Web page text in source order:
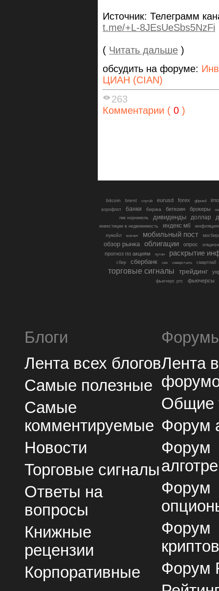
Источник: Телеграмм
t.me/+L-8JEsUeSbs5NzFi
( Читать дальше )
обсудить на форуме:
ЦИАН (CIAN)
263
Комментарии ( 0 )
bitcoin brent cnyrub eurusd forex gbpusd
аэрофлот банки биржа биткоин брокеры
гмк норникель
дивиденды доллар
инвестиции в недвижимость индекс мб
инфляция
лукойл
магнит мобильный пост
обзор рынка облигации опрос
прогноз по акциям путин раскрытие
сбер сбербанк сво северсталь смартлаб
торговые сигналы трейдинг
фьючерс ртс фьючерсы
Блоги
Лента всех блогов
Самые полезные
Самые
комментируемые
Новости
Торговые сигналы
Ответы на
вопросы
Книжные
рецензии
Корпоративные
Лента
Общие
Форум
Форум
Форум
Форум
Форум